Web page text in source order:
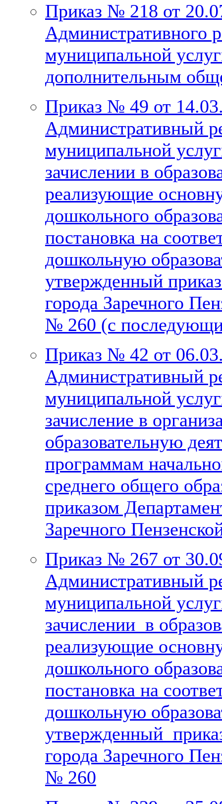
Приказ № 218 от
Административного
муниципальной
дополнительным
Приказ № 49 от
Административный
муниципальной
зачислении в
реализующие
дошкольного
постановка на
дошкольную
утвержденный
города Заречного
№ 260 (с
Приказ № 42 от
Административный
муниципальной
зачисление в
образовательную
программам
среднего общего
приказом
Заречного
Приказ № 267 от
Административный
муниципальной
зачислении в
реализующие
дошкольного
постановка на
дошкольную
утвержденный
города Заречного
№ 260